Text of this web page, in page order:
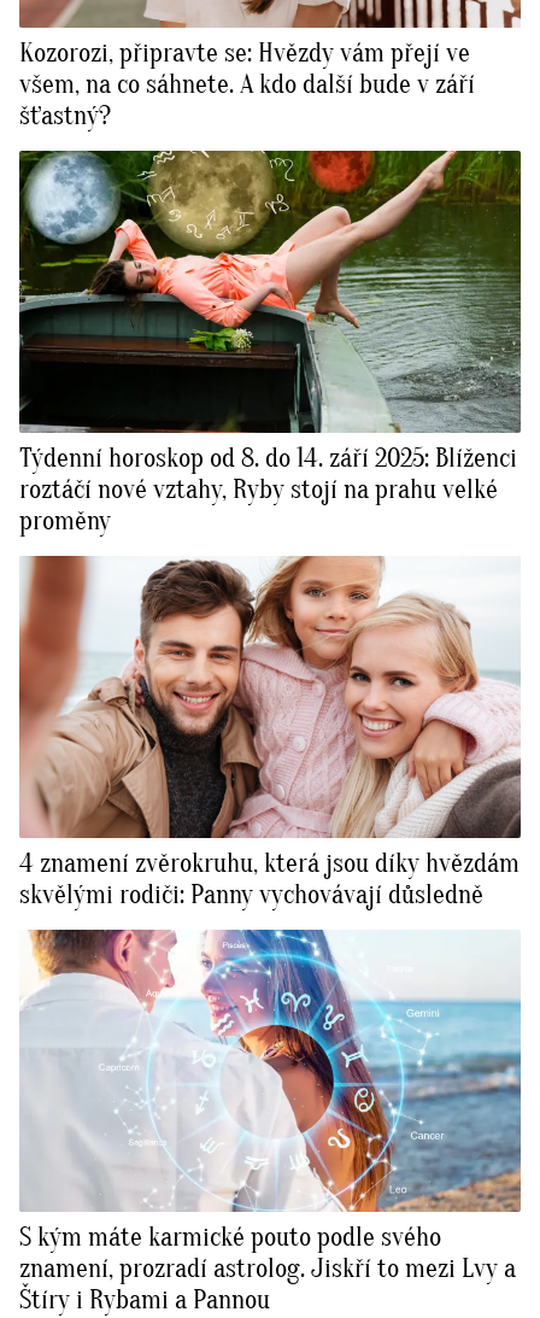
Kozorozi, připravte se: Hvězdy vám přejí ve
všem, na co sáhnete. A kdo další bude v září
šťastný?
Týdenní horoskop od 8. do 14. září 2025: Blíženci
roztáčí nové vztahy, Ryby stojí na prahu velké
proměny
4 znamení zvěrokruhu, která jsou díky hvězdám
skvělými rodiči: Panny vychovávají důsledně
S kým máte karmické pouto podle svého
znamení, prozradí astrolog. Jiskří to mezi Lvy a
Štíry i Rybami a Pannou